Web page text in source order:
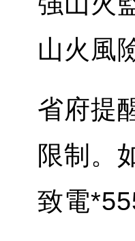
山火風
省府提
限制。
致電